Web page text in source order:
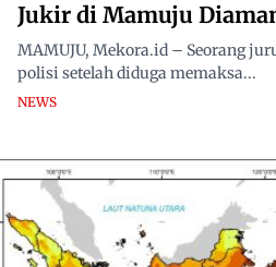
Jukir di Mamuju
MAMUJU, Mekora.id – Seorang
polisi setelah diduga memaksa...
NEWS